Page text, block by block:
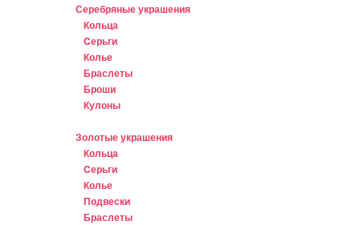
Серебряные украшения
Кольца
Cерьги
Колье
Браслеты
Броши
Кулоны
Золотые украшения
Кольца
Cерьги
Колье
Подвески
Браслеты